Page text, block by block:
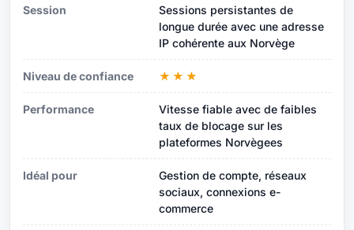
Session
Sessions persistantes de
longue durée avec une adresse
IP cohérente aux Norvège
Niveau de confiance ★★★
Performance
Vitesse fiable avec de faibles
taux de blocage sur les
plateformes Norvègees
Idéal pour
Gestion de compte, réseaux
sociaux, connexions e-
commerce